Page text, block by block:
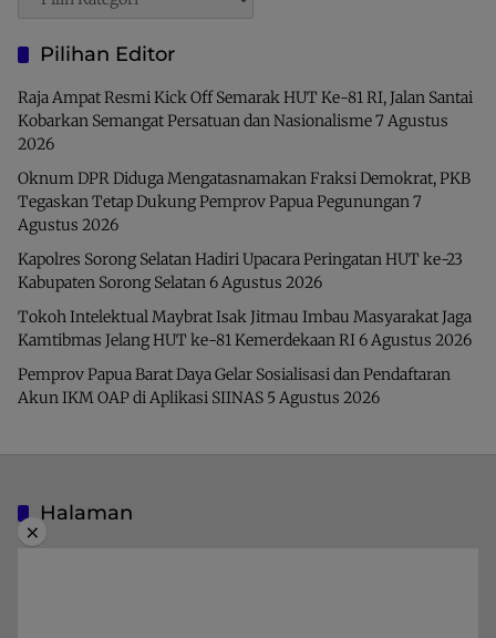
Pilihan Editor
Raja Ampat Resmi Kick Off Semarak HUT Ke-81 RI, Jalan Santai
Kobarkan Semangat Persatuan dan Nasionalisme7 Agustus
2026
Oknum DPR Diduga Mengatasnamakan Fraksi Demokrat, PKB
Tegaskan Tetap Dukung Pemprov Papua Pegunungan7
Agustus 2026
Kapolres Sorong Selatan Hadiri Upacara Peringatan HUT ke-23
Kabupaten Sorong Selatan6 Agustus 2026
Tokoh Intelektual Maybrat Isak Jitmau Imbau Masyarakat Jaga
Kamtibmas Jelang HUT ke-81 Kemerdekaan RI6 Agustus 2026
Pemprov Papua Barat Daya Gelar Sosialisasi dan Pendaftaran
Akun IKM OAP di Aplikasi SIINAS 5 Agustus 2026
Halaman
×